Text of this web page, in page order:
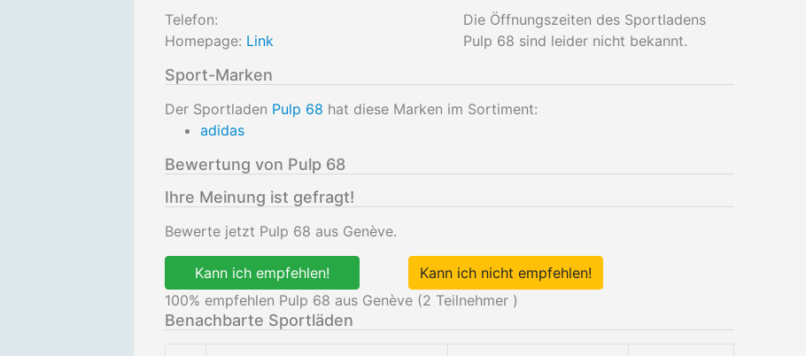
Telefon:
Homepage: Link
Die Öffnungszeiten des Sportladens
Pulp 68 sind leider nicht bekannt.
Sport-Marken
Der Sportladen Pulp 68 hat diese Marken im Sortiment:
adidas
Bewertung von Pulp 68
Ihre Meinung ist gefragt!
Bewerte jetzt Pulp 68 aus Genève.
Kann ich empfehlen!
Kann ich nicht empfehlen!
100% empfehlen Pulp 68 aus Genève (2 Teilnehmer )
Benachbarte Sportläden